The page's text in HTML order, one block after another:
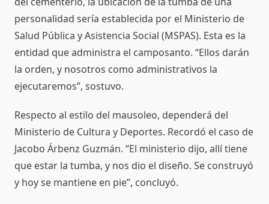
personalidad sería establecida por el Ministerio de
Salud Pública y Asistencia Social (MSPAS). Esta es la
entidad que administra el camposanto. “Ellos darán
la orden, y nosotros como administrativos la
ejecutaremos”, sostuvo.
Respecto al estilo del mausoleo, dependerá del
Ministerio de Cultura y Deportes. Recordó el caso de
Jacobo Árbenz Guzmán. “El ministerio dijo, allí tiene
que estar la tumba, y nos dio el diseño. Se construyó
y hoy se mantiene en pie”, concluyó.